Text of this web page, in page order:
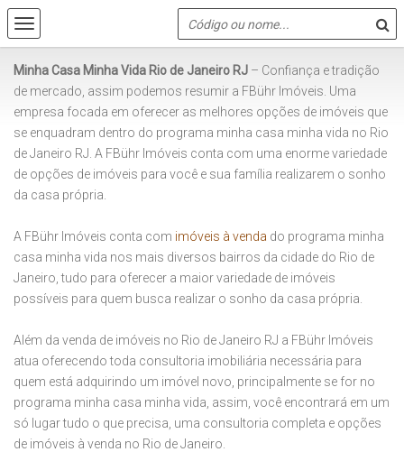
Minha Casa Minha Vida Rio de Janeiro RJ – Confiança e tradição
de mercado, assim podemos resumir a FBühr Imóveis. Uma
empresa focada em oferecer as melhores opções de imóveis que
se enquadram dentro do programa minha casa minha vida no Rio
de Janeiro RJ. A FBühr Imóveis conta com uma enorme variedade
de opções de imóveis para você e sua família realizarem o sonho
da casa própria.
A FBühr Imóveis conta com imóveis à venda do programa minha
casa minha vida nos mais diversos bairros da cidade do Rio de
Janeiro, tudo para oferecer a maior variedade de imóveis
possíveis para quem busca realizar o sonho da casa própria.
Além da venda de imóveis no Rio de Janeiro RJ a FBühr Imóveis
atua oferecendo toda consultoria imobiliária necessária para
quem está adquirindo um imóvel novo, principalmente se for no
programa minha casa minha vida, assim, você encontrará em um
só lugar tudo o que precisa, uma consultoria completa e opções
de imóveis à venda no Rio de Janeiro.